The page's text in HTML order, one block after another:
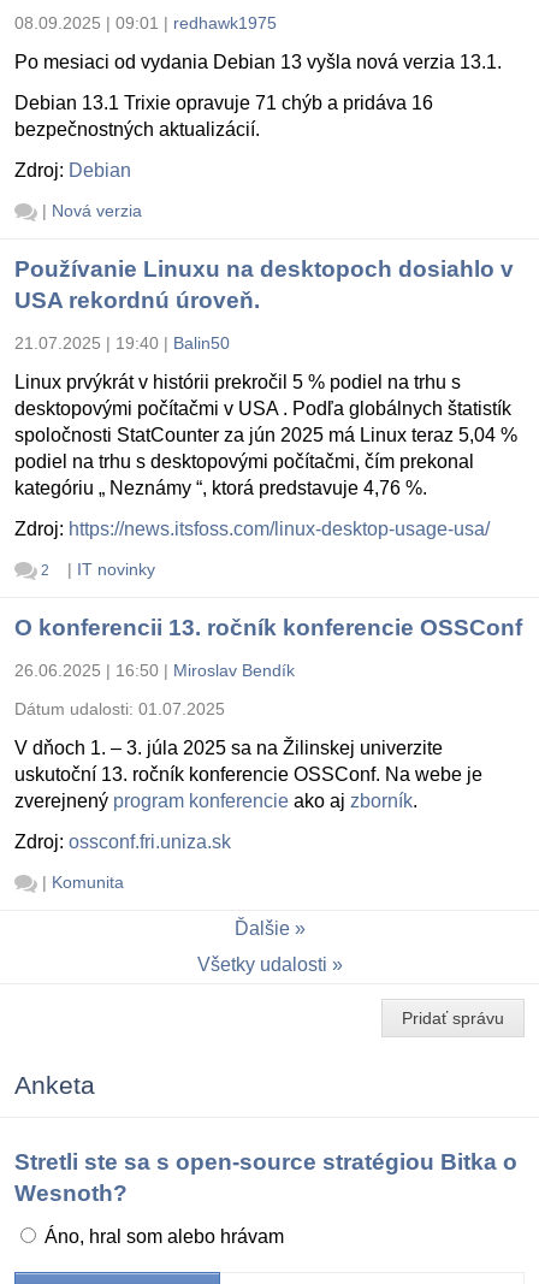
08.09.2025 | 09:01 | redhawk1975
Po mesiaci od vydania Debian 13 vyšla nová verzia 13.1.
Debian 13.1 Trixie opravuje 71 chýb a pridáva 16
bezpečnostných aktualizácií.
Zdroj: Debian
| Nová verzia
Používanie Linuxu na desktopoch dosiahlo v
USA rekordnú úroveň.
21.07.2025 | 19:40 | Balin50
Linux prvýkrát v histórii prekročil 5 % podiel na trhu s
desktopovými počítačmi v USA . Podľa globálnych štatistík
spoločnosti StatCounter za jún 2025 má Linux teraz 5,04 %
podiel na trhu s desktopovými počítačmi, čím prekonal
kategóriu „ Neznámy “, ktorá predstavuje 4,76 %.
Zdroj: https://news.itsfoss.com/linux-desktop-usage-usa/
2 | IT novinky
O konferencii 13. ročník konferencie OSSConf
26.06.2025 | 16:50 | Miroslav Bendík
Dátum udalosti: 01.07.2025
V dňoch 1. – 3. júla 2025 sa na Žilinskej univerzite
uskutoční 13. ročník konferencie OSSConf. Na webe je
zverejnený program konferencie ako aj zborník.
Zdroj: ossconf.fri.uniza.sk
| Komunita
Ďalšie
Všetky udalosti
Pridať správu
Anketa
Stretli ste sa s open-source stratégiou Bitka o
Wesnoth?
Áno, hral som alebo hrávam